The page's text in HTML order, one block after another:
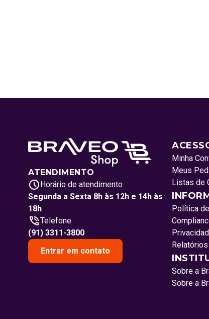
ATENDIMENTO
Horário de atendimento
Segunda a Sexta 8h às 12h e 14h às
18h
Telefone
(91) 3311-3800
Entrar em contato
Minha
Meus
Listas de
Política
Relatórios
Sobre a
Sobre a